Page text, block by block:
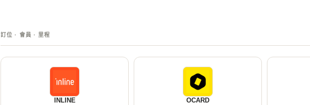
訂位 · 會員 · 里程
INLINE OCARD